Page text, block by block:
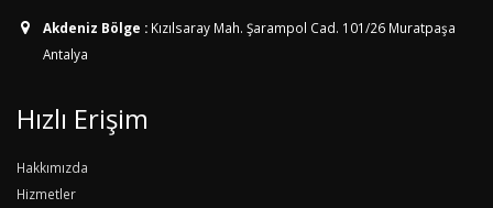
Akdeniz Bölge : Kızılsaray Mah. Şarampol Cad. 101/26 Muratpaşa
Antalya
Hızlı Erişim
Hakkımızda
Hizmetler